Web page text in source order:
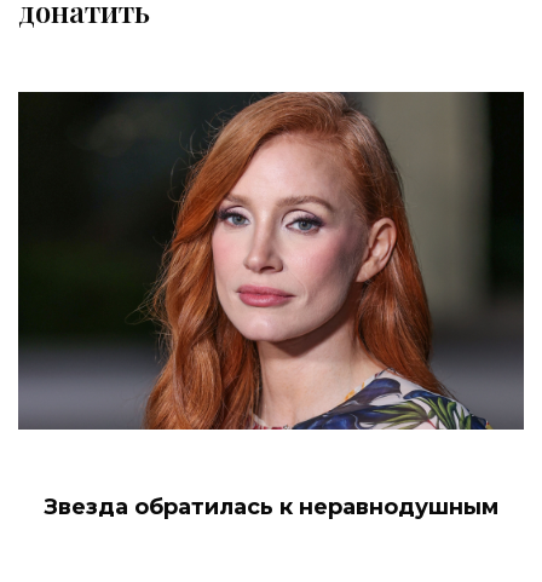
донатить
Звезда обратилась к неравнодушным